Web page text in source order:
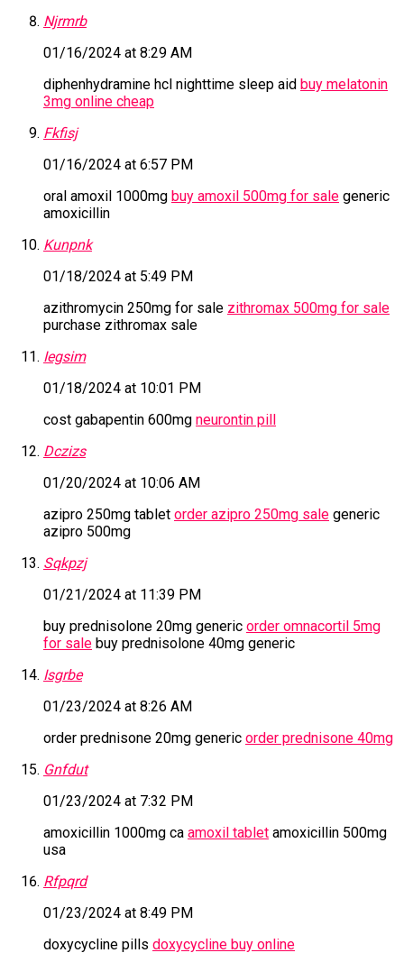
Njrmrb
01/16/2024 at 8:29 AM
diphenhydramine hcl nighttime sleep aid buy melatonin
3mg online cheap
Fkfisj
01/16/2024 at 6:57 PM
oral amoxil 1000mg buy amoxil 500mg for sale generic
amoxicillin
Kunpnk
01/18/2024 at 5:49 PM
azithromycin 250mg for sale zithromax 500mg for sale
purchase zithromax sale
Iegsim
01/18/2024 at 10:01 PM
cost gabapentin 600mg neurontin pill
Dczizs
01/20/2024 at 10:06 AM
azipro 250mg tablet order azipro 250mg sale generic
azipro 500mg
Sqkpzj
01/21/2024 at 11:39 PM
buy prednisolone 20mg generic order omnacortil 5mg
for sale buy prednisolone 40mg generic
Isgrbe
01/23/2024 at 8:26 AM
order prednisone 20mg generic order prednisone 40mg
Gnfdut
01/23/2024 at 7:32 PM
amoxicillin 1000mg ca amoxil tablet amoxicillin 500mg
usa
Rfpqrd
01/23/2024 at 8:49 PM
doxycycline pills doxycycline buy online